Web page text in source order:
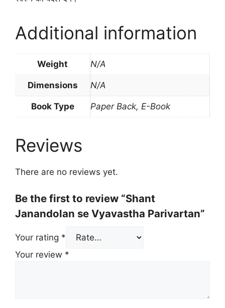
Additional information
Weight N/A
Dimensions N/A
Book Type Paper Back, E-Book
Reviews
There are no reviews yet.
Be the first to review “Shant
Janandolan se Vyavastha Parivartan”
Your rating *
Your review *